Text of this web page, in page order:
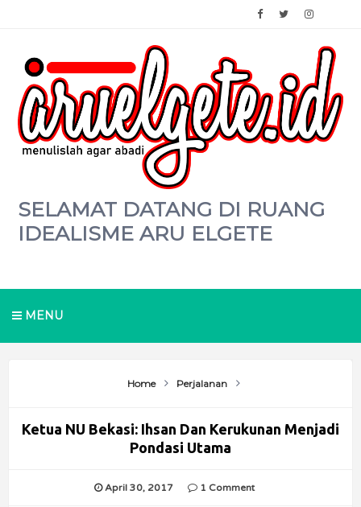
SELAMAT DATANG DI RUANG
IDEALISME ARU ELGETE
MENU
Home Perjalanan
Ketua NU Bekasi: Ihsan Dan Kerukunan Menjadi
Pondasi Utama
April 30, 2017 1 Comment